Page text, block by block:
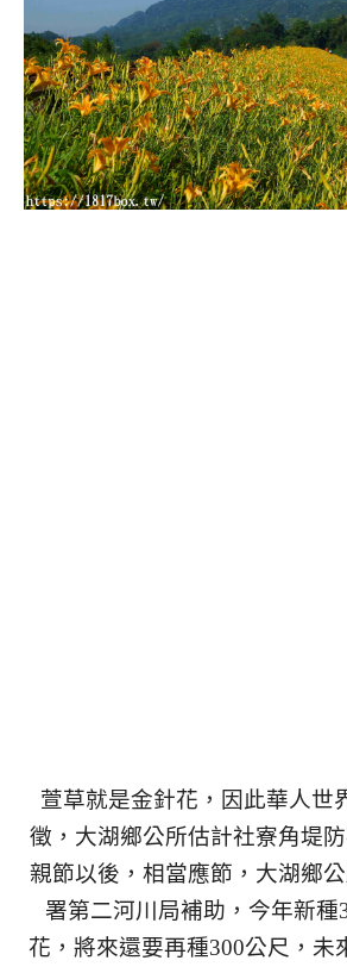
萱草就是金針花，因此華人世
徵，大湖鄉公所估計社寮角堤
親節以後，相當應節，大湖鄉
署第二河川局補助，今年新種
花，將來還要再種300公尺，未